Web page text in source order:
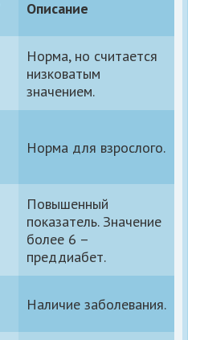
Описание
Норма, но считается
низковатым
значением.
Норма для взрослого.
Повышенный
показатель. Значение
более 6 –
преддиабет.
Наличие заболевания.